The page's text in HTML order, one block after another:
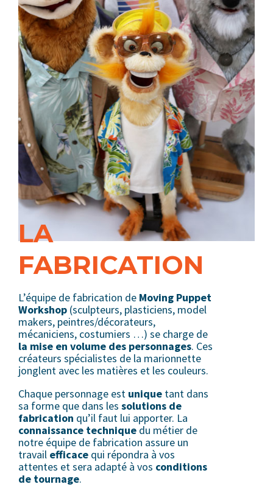
LA
FABRICATION
L’équipe de fabrication de Moving Puppet
Workshop (sculpteurs, plasticiens, model
makers, peintres/décorateurs,
mécaniciens, costumiers …) se charge de
la mise en volume des personnages. Ces
créateurs spécialistes de la marionnette
jonglent avec les matières et les couleurs.
Chaque personnage est unique tant dans
sa forme que dans les solutions de
fabrication qu’il faut lui apporter. La
connaissance technique du métier de
notre équipe de fabrication assure un
travail efficace qui répondra à vos
attentes et sera adapté à vos conditions
de tournage.